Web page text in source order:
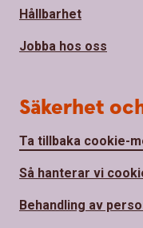
Hållbarhet
Jobba hos oss
Säkerhet
Ta tillbaka cookie-
Så hanterar vi
Behandling av